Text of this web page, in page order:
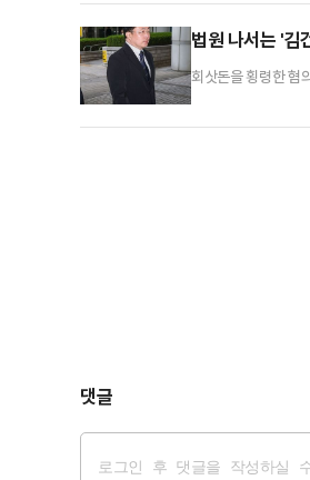
법원 나서는 '김
회삿돈을 횡령한 혐
댓글